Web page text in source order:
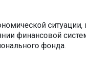
финансовой
фонда.